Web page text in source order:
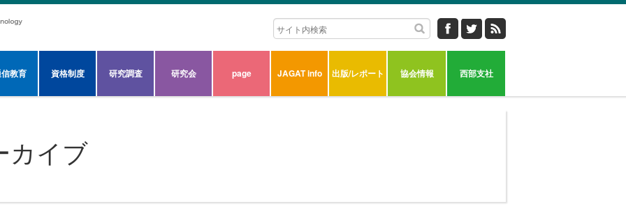
教育 資格制度 研究調査 研究会 page JAGAT info 出版/レポート 協会情報 西部支社
カイブ